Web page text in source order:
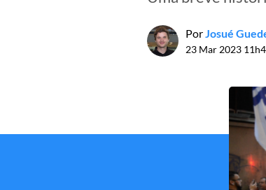
PorJosué
23 Mar 2023